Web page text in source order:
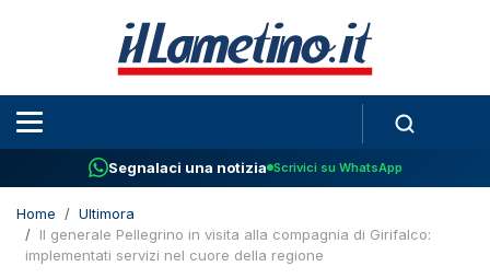
Segnalaci una notizia Scrivici su WhatsApp
Home
Ultimora
Il generale Pellegrino in visita alla compagnia di Girifalco:
implementati servizi nel cuore della regione